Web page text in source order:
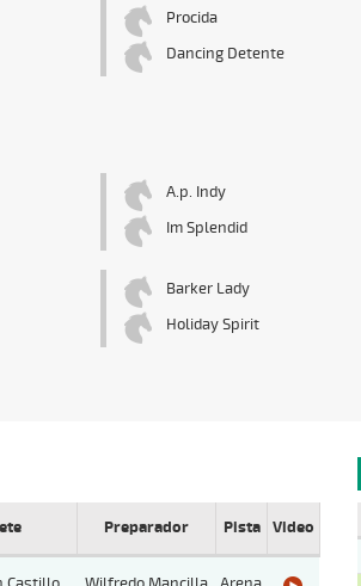
Procida
Dancing Detente
A.p. Indy
Im Splendid
Barker Lady
Holiday Spirit
Preparador Pista Video